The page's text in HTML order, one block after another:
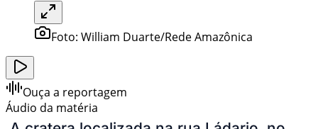
Foto: William Duarte/Rede Amazônica
Ouça a reportagem
Áudio da matéria